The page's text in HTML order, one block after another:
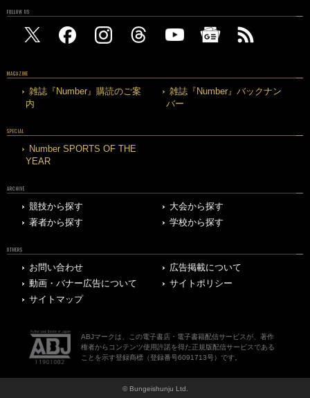
FOLLOW US
MAGAZINE
雑誌『Number』購読のご案
内
雑誌『Number』バックナン
バー
SPECIAL
Number SPORTS OF THE
YEAR
ARCHIVE
競技から探す
大会から探す
著者から探す
学校から探す
OTHERS
お問い合わせ
広告掲載について
動画・バナー広告について
サイトポリシー
サイトマップ
ABJマークは、この電子書店・電子書籍配信サービスが、著作
権者からコンテンツ使用許諾を得た正規版配信サービスである
ことを示す登録商標（登録番号6091713号）です。
© Bungeishunju Ltd.